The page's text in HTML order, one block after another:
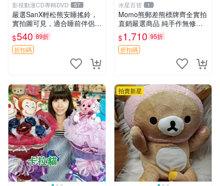
影視動漫CD專輯DVD 57
嚴選SanX輕松熊安睡搖鈴，
實拍圖可見，適合睡前伴侶，
Picks安撫好物 0325 懸吊 電
腦
$540 89折
折扣碼
水星百貨 1
Momo熊郵差熊標牌齊全實拍
直銷嚴選商品 純手作無修圖
可收藏 郵差熊 Momo熊 標牌
商品
$1,710 95折
折扣碼
拍賣新星